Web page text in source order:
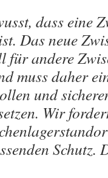
dass eine
Das neue
für andere
muss daher
und
Wir
Schutz.